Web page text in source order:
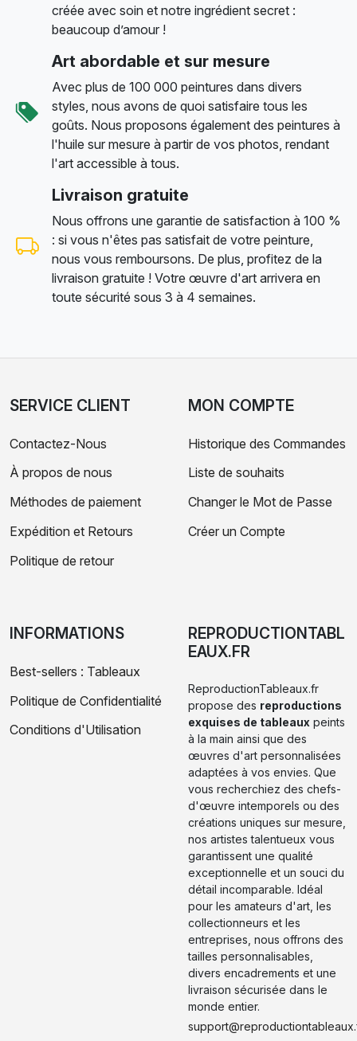
créée avec soin et notre ingrédient secret :
beaucoup d’amour !
Art abordable et sur mesure
Avec plus de 100 000 peintures dans divers
styles, nous avons de quoi satisfaire tous les
goûts. Nous proposons également des peintures à
l'huile sur mesure à partir de vos photos, rendant
l'art accessible à tous.
Livraison gratuite
Nous offrons une garantie de satisfaction à 100 %
: si vous n'êtes pas satisfait de votre peinture,
nous vous remboursons. De plus, profitez de la
livraison gratuite ! Votre œuvre d'art arrivera en
toute sécurité sous 3 à 4 semaines.
SERVICE CLIENT
Contactez-Nous
À propos de nous
Méthodes de paiement
Expédition et Retours
Politique de retour
MON COMPTE
Historique des Commandes
Liste de souhaits
Changer le Mot de Passe
Créer un Compte
INFORMATIONS
Best-sellers : Tableaux
Politique de Confidentialité
Conditions d'Utilisation
REPRODUCTIONTABL
EAUX.FR
ReproductionTableaux.fr
propose des reproductions
exquises de tableaux peints
à la main ainsi que des
œuvres d'art personnalisées
adaptées à vos envies. Que
vous recherchiez des chefs-
d'œuvre intemporels ou des
créations uniques sur mesure,
nos artistes talentueux vous
garantissent une qualité
exceptionnelle et un souci du
détail incomparable. Idéal
pour les amateurs d'art, les
collectionneurs et les
entreprises, nous offrons des
tailles personnalisables,
divers encadrements et une
livraison sécurisée dans le
monde entier.